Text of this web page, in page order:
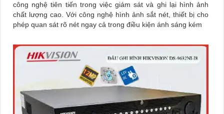
công nghệ tiên tiến trong việc giám sát và ghi lại hình ảnh
chất lượng cao. Với công nghệ hình ảnh sắt nét, thiết bị cho
phép quan sát rõ nét ngay cả trong điều kiện ánh sáng kém